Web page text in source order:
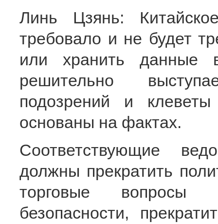
Линь Цзянь:
требовало и не будет
или хранить данные
решительно
подозрений и
основаны на фактах.
Соответствующие
должны прекратить
торговые вопросы
безопасности,